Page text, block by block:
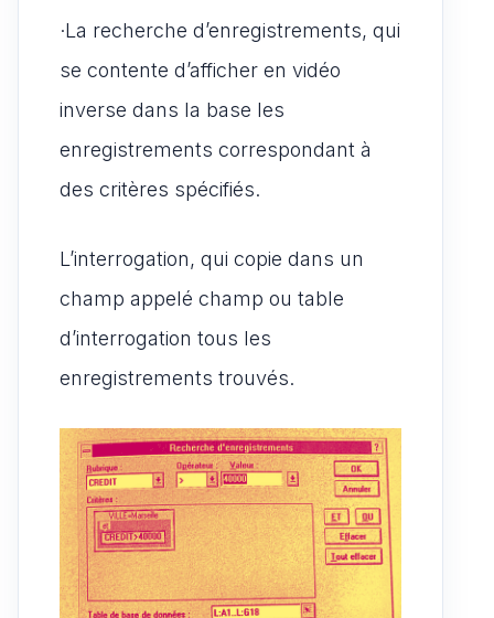
·La recherche d’enregistrements, qui
se contente d’afficher en vidéo
inverse dans la base les
enregistrements correspondant à
des critères spécifiés.
L’interrogation, qui copie dans un
champ appelé champ ou table
d’interrogation tous les
enregistrements trouvés.